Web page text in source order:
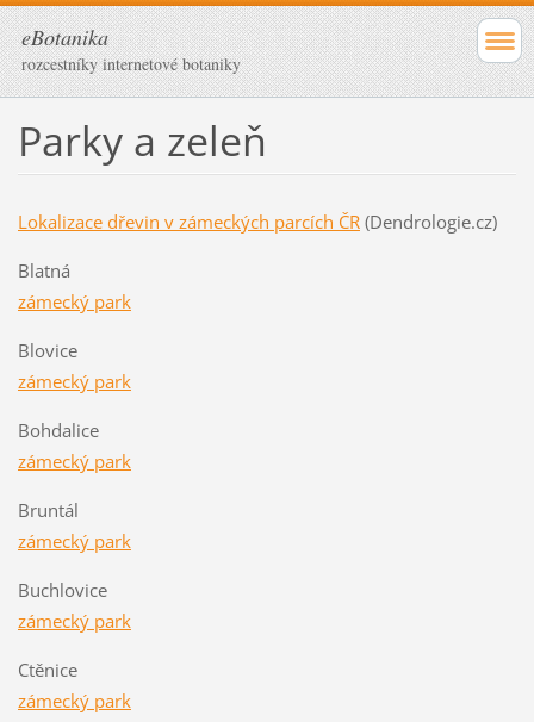
eBotanika
rozcestníky internetové botaniky
Parky a zeleň
Lokalizace dřevin v zámeckých parcích ČR(Dendrologie.cz)
Blatná
zámecký park
Blovice
zámecký park
Bohdalice
zámecký park
Bruntál
zámecký park
Buchlovice
zámecký park
Ctěnice
zámecký park